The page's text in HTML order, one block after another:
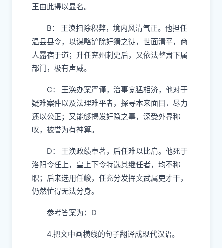
王由此得以显名。
B： 王涣扫除积弊，境内风清气正。他担任
温县县令，以谋略铲除奸猾之徒，世面清平，商
人露宿于道；升任兖州刺史后，又依法整肃下属
部门，极有声威。
C： 王涣办案严谨，治事宽猛相济，他对于
疑难案件以及法理难平者，探寻本来面目，尽力
还以公正；又能够揭发奸隐之事，深受外界称
叹，被誉为有神算。
D： 王涣政绩卓著，后任难以比肩。他死于
洛阳令任上，皇上下令特选其继任者，均不称
职；后来选用任峻，任充分发挥文武属吏才干，
仍然忙得无法分身。
参考答案为：D
4.把文中画横线的句子翻译成现代汉语。